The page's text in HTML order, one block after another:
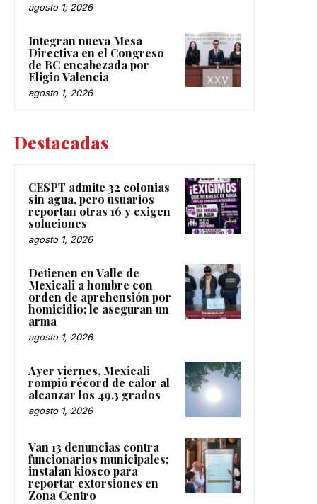
agosto 1, 2026
Integran nueva Mesa
Directiva en el Congreso
de BC encabezada por
Eligio Valencia
agosto 1, 2026
Destacadas
CESPT admite 32 colonias
sin agua, pero usuarios
reportan otras 16 y exigen
soluciones
agosto 1, 2026
Detienen en Valle de
Mexicali a hombre con
orden de aprehensión por
homicidio; le aseguran un
arma
agosto 1, 2026
Ayer viernes, Mexicali
rompió récord de calor al
alcanzar los 49.3 grados
agosto 1, 2026
Van 13 denuncias contra
funcionarios municipales;
instalan kiosco para
reportar extorsiones en
Zona Centro